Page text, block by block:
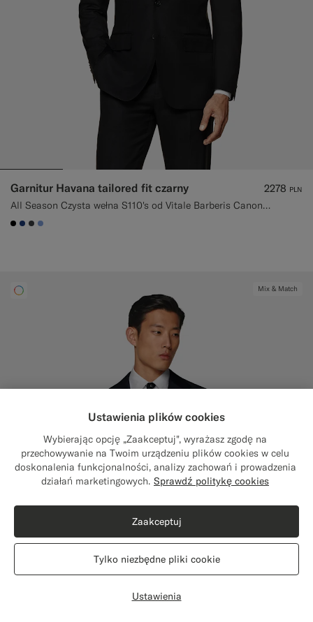
Garnitur Havana tailored fit czarny
All Season Czysta wełna S110's od Vitale Barberis Canonico, Włochy
2278 PLN
#000000
#1C3D7A
#3d4043
#82A1DC
Mix & Match
Close
Wysyłka do: Stany Zjednoczone?
do odpowiednich produktów i treści
Stany Zjednoczone(USD)
Zmień lokalizację
Ustawienia plików cookies
Wybierając opcję „Zaakceptuj", wyrażasz zgodę na
przechowywanie na Twoim urządzeniu plików cookies w celu
doskonalenia funkcjonalności, analizy zachowań i prowadzenia
działań marketingowych. Sprawdź politykę cookies
Ustawienia
Tylko niezbędne pliki cookie
Zaakceptuj